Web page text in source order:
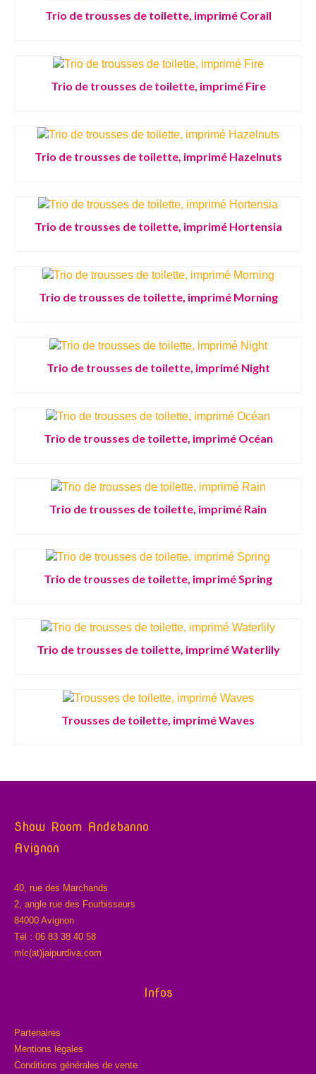
Trio de trousses de toilette, imprimé Corail
Trio de trousses de toilette, imprimé Fire
Trio de trousses de toilette, imprimé Hazelnuts
Trio de trousses de toilette, imprimé Hortensia
Trio de trousses de toilette, imprimé Morning
Trio de trousses de toilette, imprimé Night
Trio de trousses de toilette, imprimé Océan
Trio de trousses de toilette, imprimé Rain
Trio de trousses de toilette, imprimé Spring
Trio de trousses de toilette, imprimé Waterlily
Trousses de toilette, imprimé Waves
Show Room Andebanno
Avignon
40, rue des Marchands
2, angle rue des Fourbisseurs
84000 Avignon
Tél : 06 83 38 40 58
mlc(at)jaipurdiva.com
Infos
Partenaires
Mentions légales
Conditions générales de vente